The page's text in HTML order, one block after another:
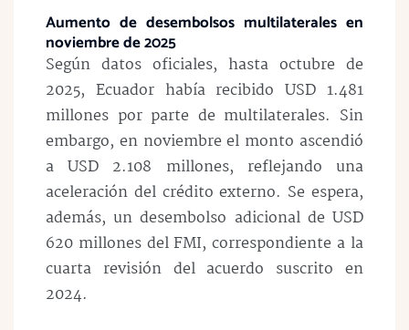
Aumento de desembolsos multilaterales en
noviembre de 2025
Según datos oficiales, hasta octubre de
2025, Ecuador había recibido USD 1.481
millones por parte de multilaterales. Sin
embargo, en noviembre el monto ascendió
a USD 2.108 millones, reflejando una
aceleración del crédito externo. Se espera,
además, un desembolso adicional de USD
620 millones del FMI, correspondiente a la
cuarta revisión del acuerdo suscrito en
2024.